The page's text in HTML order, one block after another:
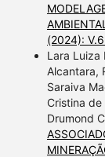
(2024):
Lara Luiza
Alcantara,
Saraiva
Cristina de
Drumond